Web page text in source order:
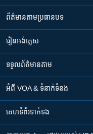
ព័ត៌មាន​តាមប្រធានបទ​
រៀន​​អង់គ្លេស
ទទួល​ព័ត៌មាន​តាម
អំពី​ VOA & ទំនាក់ទំនង
គេហទំព័រ​​ទាក់ទង